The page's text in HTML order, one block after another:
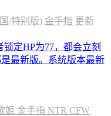
/特别版) 金手指 更新
定HP为77，都会立刻
最新版。系统版本最新
姬 金手指 NTR CFW